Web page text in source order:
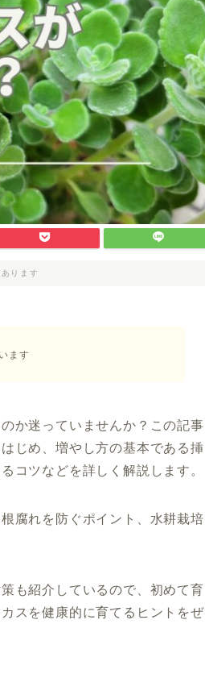
ります
ます
か迷っていませんか？この記事
じめ、増やし方の基本である挿
コツなどを詳しく解説します。
腐れを防ぐポイント、水耕栽培
も紹介しているので、初めて育
スを健康的に育てるヒントをぜ